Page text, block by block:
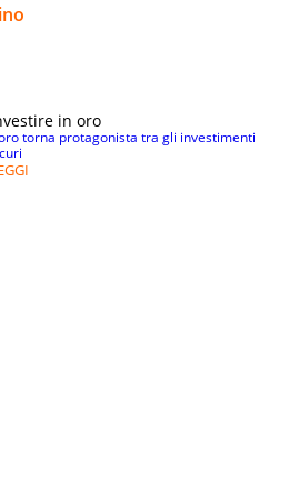
in oro
torna protagonista tra gli investimenti